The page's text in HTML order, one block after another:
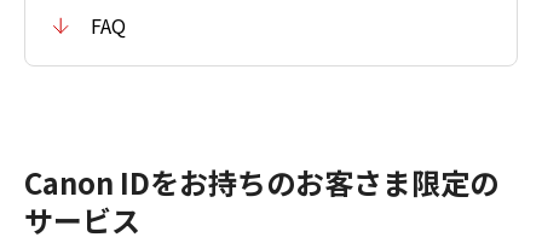
FAQ
Canon IDをお持ちのお客さま限定の
サービス